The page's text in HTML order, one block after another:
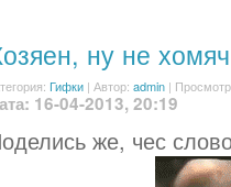
ну не
Гифки | Автор: admin |
16-04-2013, 20:19
же, чес